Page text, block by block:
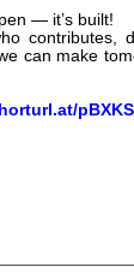
— it’s built!
contributes,
can make
pBXKS